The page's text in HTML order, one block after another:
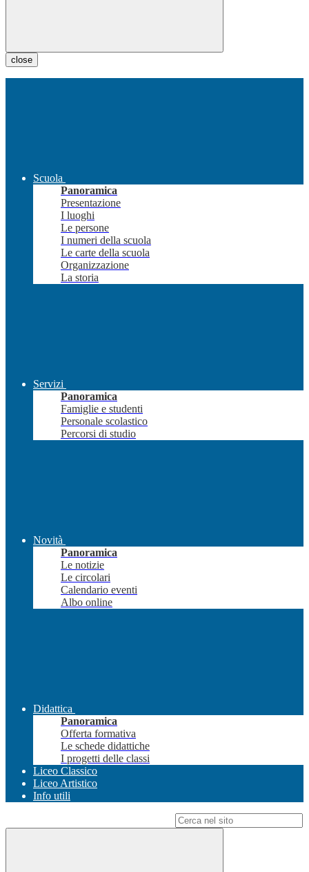
close
Scuola
Panoramica
Presentazione
I luoghi
Le persone
I numeri della scuola
Le carte della scuola
Organizzazione
La storia
Servizi
Panoramica
Famiglie e studenti
Personale scolastico
Percorsi di studio
Novità
Panoramica
Le notizie
Le circolari
Calendario eventi
Albo online
Didattica
Panoramica
Offerta formativa
Le schede didattiche
I progetti delle classi
Liceo Classico
Liceo Artistico
Info utili